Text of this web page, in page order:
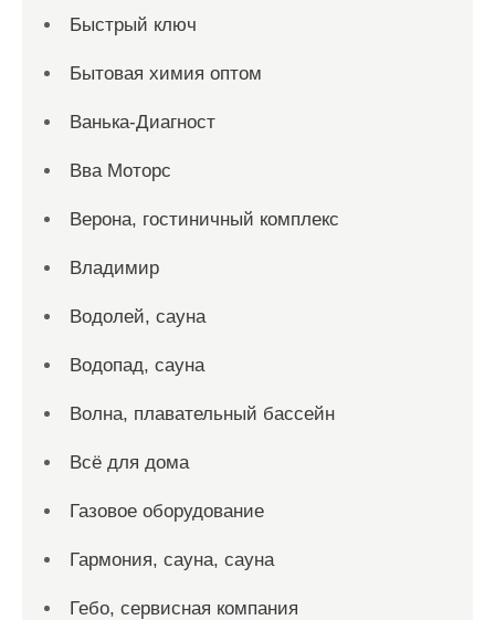
Быстрый ключ
Бытовая химия оптом
Ванька-Диагност
Вва Моторс
Верона, гостиничный комплекс
Владимир
Водолей, сауна
Водопад, сауна
Волна, плавательный бассейн
Всё для дома
Газовое оборудование
Гармония, сауна, сауна
Гебо, сервисная компания